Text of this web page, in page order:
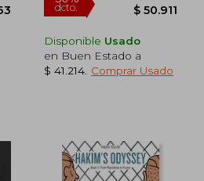
Disponible Usado
en Buen Estado a
$ 41.214 Comprar Usado